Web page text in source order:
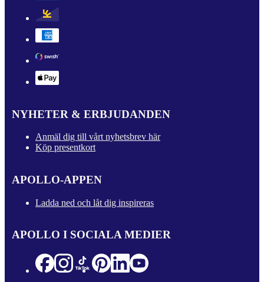
NYHETER & ERBJUDANDEN
Anmäl dig till vårt nyhetsbrev här
Köp presentkort
APOLLO-APPEN
Ladda ned och låt dig inspireras
APOLLO I SOCIALA MEDIER